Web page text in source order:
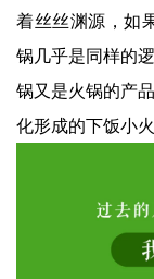
着丝丝渊源，如
锅几乎是同样的
锅又是火锅的产
化形成的下饭小